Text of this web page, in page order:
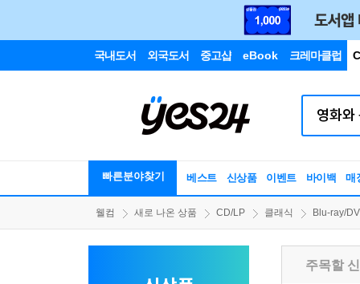
국내도서 외국도서 중고샵 eBook 크레마클럽
빠른분야찾기 베스트 신상품 이벤트 바이백 매
웰컴 새로 나온 상품 CD/LP 클래식 Blu-ray/
주목할